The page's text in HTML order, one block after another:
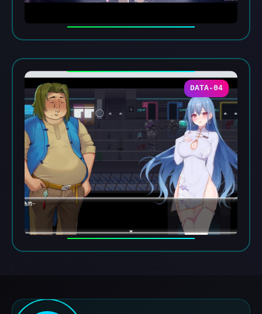
DATA-04